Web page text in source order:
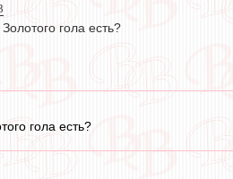
гола есть?
гола есть?